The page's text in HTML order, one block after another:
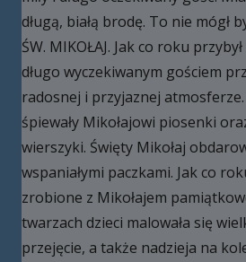
długą, białą brodę. To nie mógł
ŚW. MIKOŁAJ. Jak co roku
długo wyczekiwanym gościem
radosnej i przyjaznej
śpiewały Mikołajowi piosenki
wierszyki. Święty Mikołaj
wspaniałymi paczkami. Jak co
zrobione z Mikołajem
twarzach dzieci malowała się
przejęcie, a także nadzieja na